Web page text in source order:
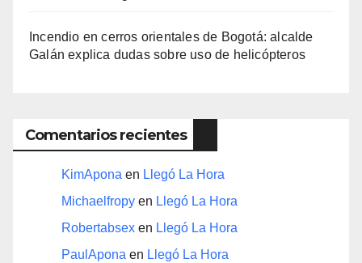
Incendio en cerros orientales de Bogotá: alcalde
Galán explica dudas sobre uso de helicópteros
Comentarios recientes
KimApona en Llegó La Hora
Michaelfropy en Llegó La Hora
Robertabsex en Llegó La Hora
PaulApona en Llegó La Hora